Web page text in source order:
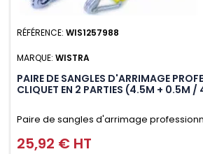
RÉFÉRENCE: WIS1257988
MARQUE: WISTRA
PAIRE DE SANGLES D'ARRIMAGE
CLIQUET EN 2 PARTIES (4.5M + 0.5M
Paire de sangles d'arrimage
crochet en 2 parties (4.5M + 0.5M /
Prix
25,92 € HT